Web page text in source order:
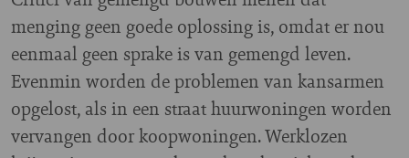
menging geen goede oplossing is, omdat er nou
eenmaal geen sprake is van gemengd leven.
Evenmin worden de problemen van kansarmen
opgelost, als in een straat huurwoningen worden
vervangen door koopwoningen. Werklozen